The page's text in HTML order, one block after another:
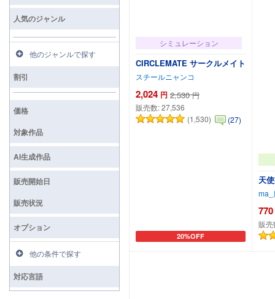
シミュレーション
CIRCLEMATE サークルメイト
スチールニャンコ
2,024 円 2,530 円
販売数:27,536
(1,530)
(27)
20%OFF
カートに追加
天
ma_
770
販
人気のジャンル
他のジャンルで探す
割引
価格
対象作品
AI生成作品
販売開始日
販売状況
オプション
他の条件で探す
対応言語